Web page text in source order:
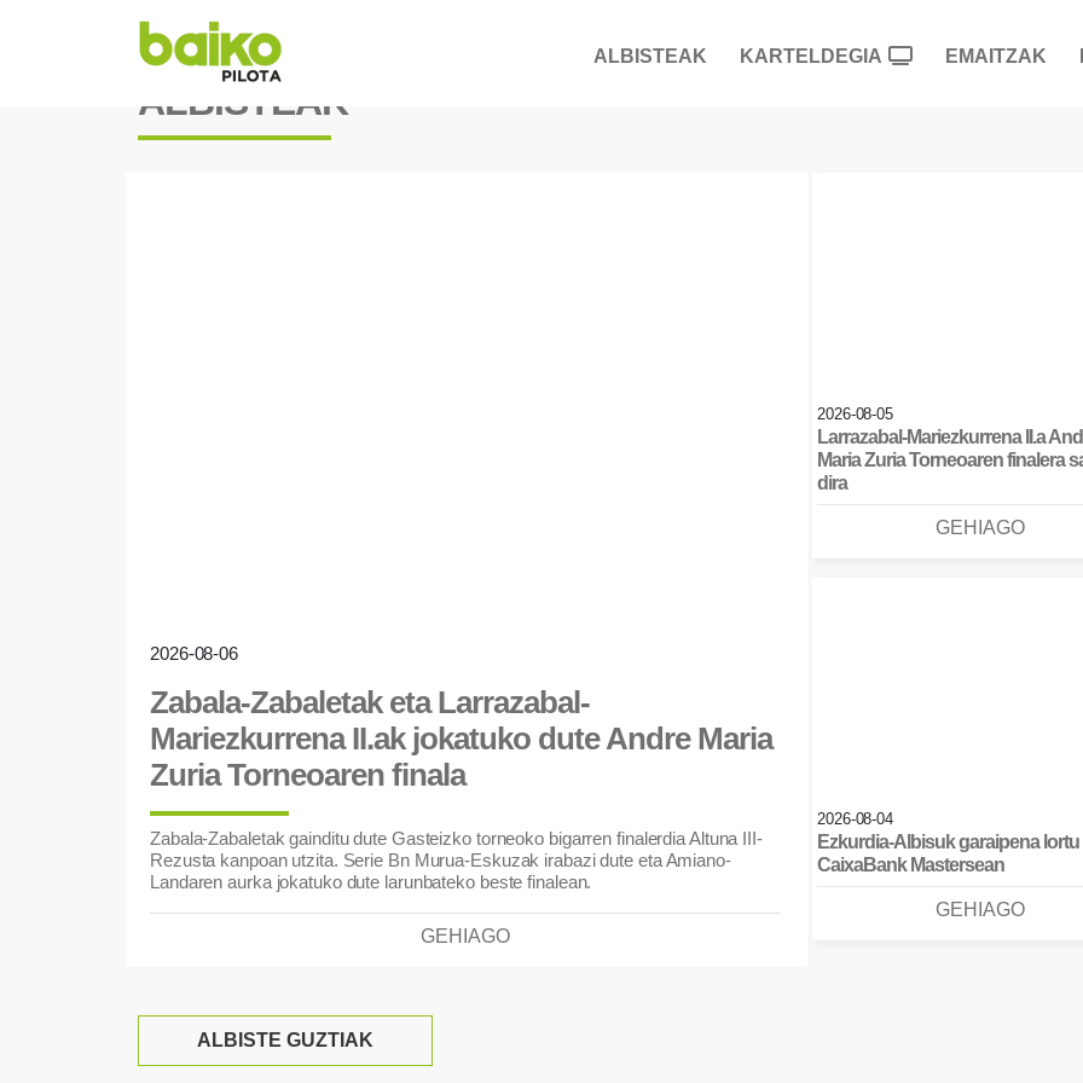
ALBISTEAK KARTELDEGIA EMAITZAK
ALBISTEAK
2026-08-06
Zabala-Zabaletak eta Larrazabal-
Mariezkurrena II.ak jokatuko dute Andre Maria
Zuria Torneoaren finala
Zabala-Zabaletak gainditu dute Gasteizko torneoko bigarren finalerdia Altuna III-
Rezusta kanpoan utzita. Serie Bn Murua-Eskuzak irabazi dute eta Amiano-
Landaren aurka jokatuko dute larunbateko beste finalean.
GEHIAGO
2026-08-05
Larrazabal-Mariezkurrena II.a
Maria Zuria Torneoaren finalera
dira
GEHIAGO
2026-08-04
Ezkurdia-Albisuk garaipena
CaixaBank Mastersean
GEHIAGO
ALBISTE GUZTIAK